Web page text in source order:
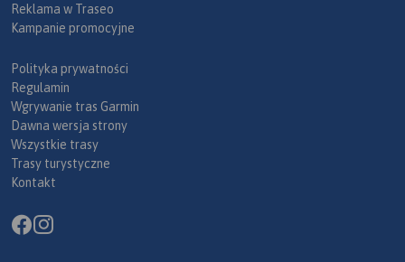
Reklama w Traseo
Kampanie promocyjne
Polityka prywatności
Regulamin
Wgrywanie tras Garmin
Dawna wersja strony
Wszystkie trasy
Trasy turystyczne
Kontakt